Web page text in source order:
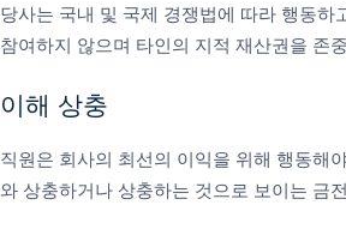
당사는 국내 및 국제 경쟁법에 따라 행동
참여하지 않으며 타인의 지적 재산권을 존
이해 상충
직원은 회사의 최선의 이익을 위해 행동해
와 상충하거나 상충하는 것으로 보이는 금